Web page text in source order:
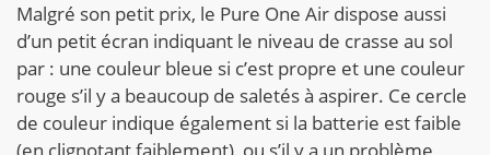
Malgré son petit prix, le Pure One Air dispose aussi
d’un petit écran indiquant le niveau de crasse au sol
par : une couleur bleue si c’est propre et une couleur
rouge s’il y a beaucoup de saletés à aspirer. Ce cercle
de couleur indique également si la batterie est faible